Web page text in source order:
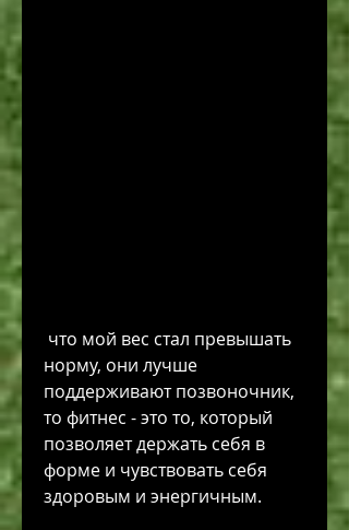
норму, они лучше
поддерживают позвоночник,
то фитнес - это то, который
позволяет держать себя в
форме и чувствовать себя
здоровым и энергичным.